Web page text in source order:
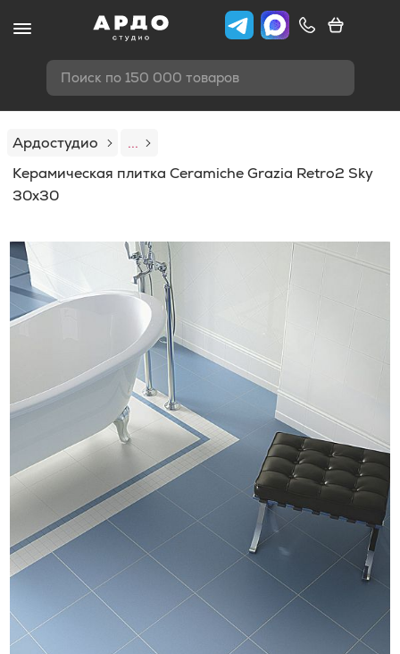
Поиск по 150 000 товаров
Ардостудио
...
Керамическая плитка Ceramiche Grazia Retro2 Sky
30x30